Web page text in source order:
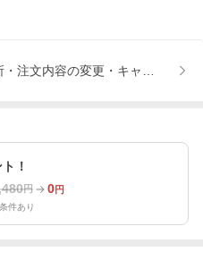
注文内容の変更・キャンセル
！
円 0円
件あり